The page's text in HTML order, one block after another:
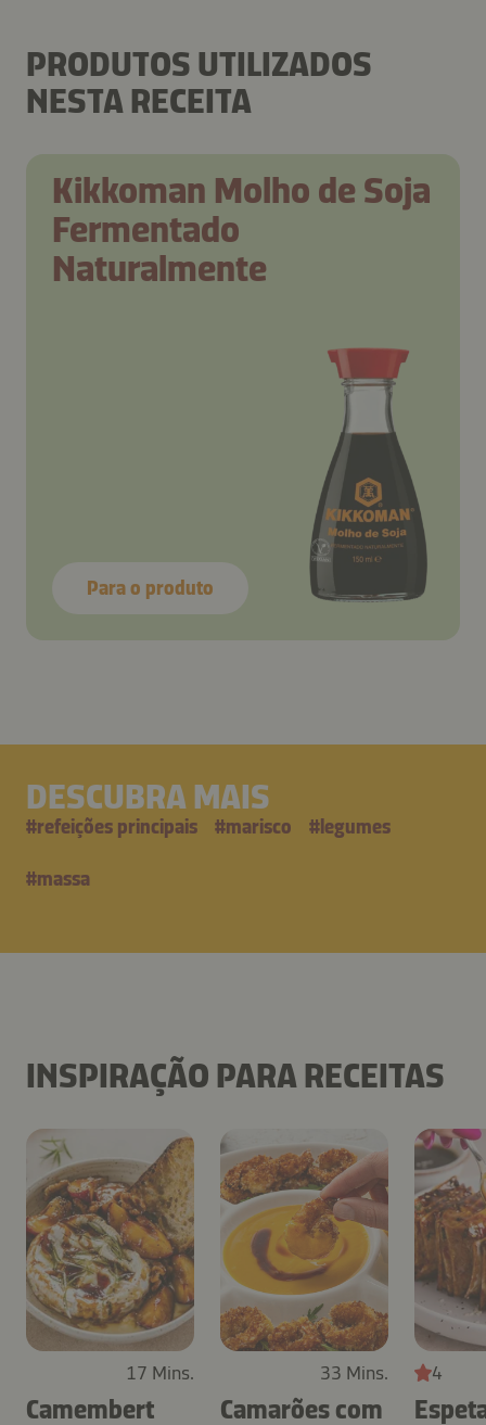
PRODUTOS UTILIZADOS
NESTA RECEITA
Kikkoman Molho de Soja
Fermentado
Naturalmente
Para o produto
DESCUBRA MAIS
#refeições principais #marisco #legumes
#massa
INSPIRAÇÃO PARA RECEITAS
17 Mins.
Camembert
33 Mins.
Camarões com
4